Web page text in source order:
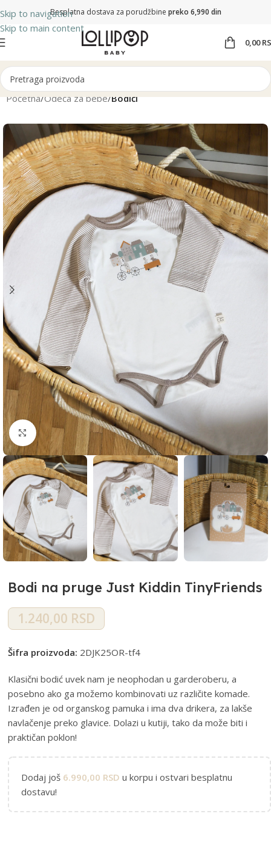
Skip to navigation
Skip to main content
Besplatna dostava za porudžbine preko 6,990 din
0,00
Početna Odeća za bebe Bodići
Klikni i zumiraj
Bodi na pruge Just Kiddin TinyFriends
1.240,00 RSD
Šifra proizvoda: 2DJK25OR-tf4
Klasični bodić uvek nam je neophodan u garderoberu, a
posebno ako ga možemo kombinovati uz različite komade.
Izrađen je od organskog pamuka i ima dva drikera, za lakše
navlačenje preko glavice. Dolazi u kutiji, tako da može biti i
praktičan poklon!
Dodaj još 6.990,00 RSD u korpu i ostvari besplatnu
dostavu!